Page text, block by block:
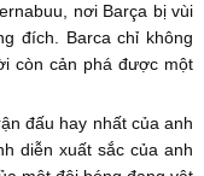
nơi Barça bị vùi
đích. Barca chỉ không
còn cản phá được một
đấu hay nhất của anh
diễn xuất sắc của anh